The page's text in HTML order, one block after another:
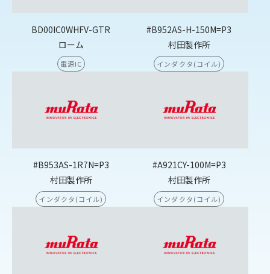
BD00IC0WHFV-GTR
ローム
電源IC
#B952AS-H-150M=P3
村田製作所
インダクタ(コイル)
#B953AS-1R7N=P3
村田製作所
インダクタ(コイル)
#A921CY-100M=P3
村田製作所
インダクタ(コイル)